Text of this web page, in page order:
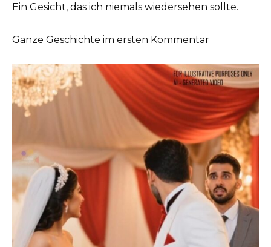
Ein Gesicht, das ich niemals wiedersehen sollte.
Ganze Geschichte im ersten Kommentar